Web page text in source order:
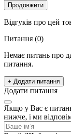
Продовжити
Відгуків про цей
Питання (0)
Немає питань про
питання.
+ Додати питання
Додати питання
Якщо у Вас є
нижче, і ми